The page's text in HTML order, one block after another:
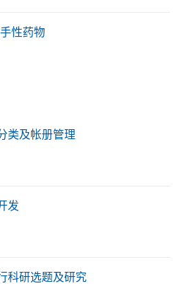
性药物
类及帐册管理
发
科研选题及研究